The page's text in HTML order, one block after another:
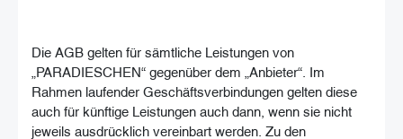
Die AGB gelten für sämtliche Leistungen von
„PARADIESCHEN“ gegenüber dem „Anbieter“. Im
Rahmen laufender Geschäftsverbindungen gelten diese
auch für künftige Leistungen auch dann, wenn sie nicht
jeweils ausdrücklich vereinbart werden. Zu den